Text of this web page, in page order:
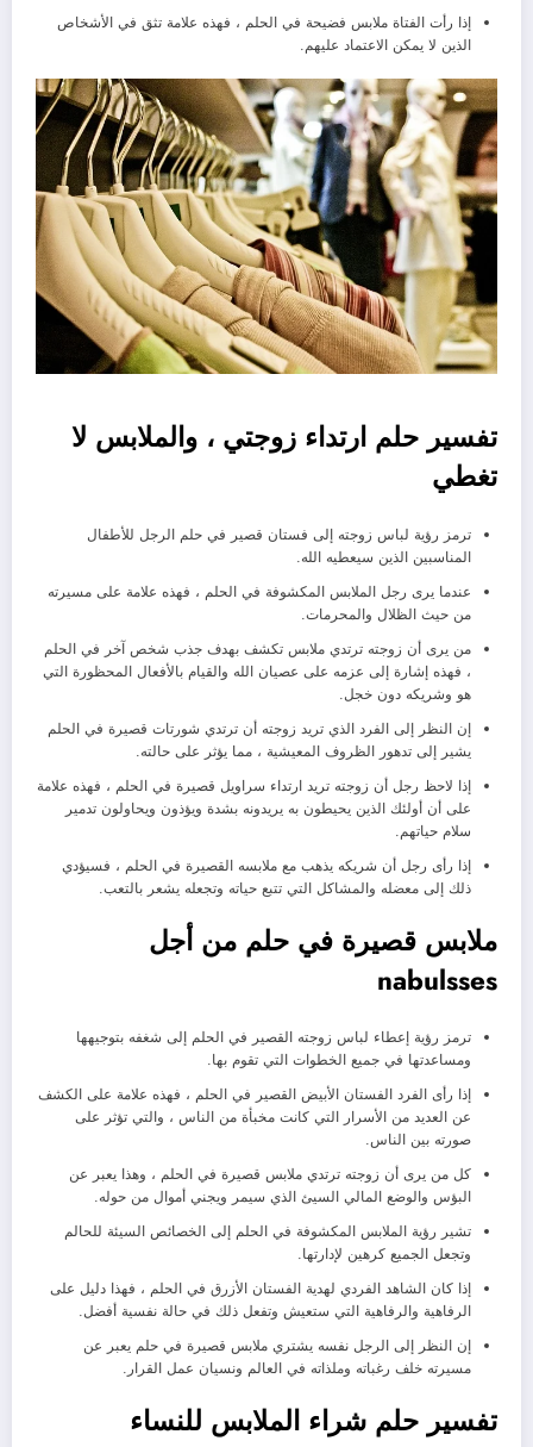
إذا رأت الفتاة ملابس فضيحة في الحلم ، فهذه علامة تثق في الأشخاص
الذين لا يمكن الاعتماد عليهم.
تفسير حلم ارتداء زوجتي ، والملابس لا
تغطي
ترمز رؤية لباس زوجته إلى فستان قصير في حلم الرجل للأطفال
المناسبين الذين سيعطيه الله.
عندما يرى رجل الملابس المكشوفة في الحلم ، فهذه علامة على مسيرته
من حيث الظلال والمحرمات.
من يرى أن زوجته ترتدي ملابس تكشف بهدف جذب شخص آخر في الحلم
، فهذه إشارة إلى عزمه على عصيان الله والقيام بالأفعال المحظورة التي
هو وشريكه دون خجل.
إن النظر إلى الفرد الذي تريد زوجته أن ترتدي شورتات قصيرة في الحلم
يشير إلى تدهور الظروف المعيشية ، مما يؤثر على حالته.
إذا لاحظ رجل أن زوجته تريد ارتداء سراويل قصيرة في الحلم ، فهذه علامة
على أن أولئك الذين يحيطون به يريدونه بشدة ويؤذون ويحاولون تدمير
سلام حياتهم.
إذا رأى رجل أن شريكه يذهب مع ملابسه القصيرة في الحلم ، فسيؤدي
ذلك إلى معضله والمشاكل التي تتبع حياته وتجعله يشعر بالتعب.
ملابس قصيرة في حلم من أجل
nabulsses
ترمز رؤية إعطاء لباس زوجته القصير في الحلم إلى شغفه بتوجيهها
ومساعدتها في جميع الخطوات التي تقوم بها.
إذا رأى الفرد الفستان الأبيض القصير في الحلم ، فهذه علامة على الكشف
عن العديد من الأسرار التي كانت مخبأة من الناس ، والتي تؤثر على
صورته بين الناس.
كل من يرى أن زوجته ترتدي ملابس قصيرة في الحلم ، وهذا يعبر عن
البؤس والوضع المالي السيئ الذي سيمر ويجني أموال من حوله.
تشير رؤية الملابس المكشوفة في الحلم إلى الخصائص السيئة للحالم
وتجعل الجميع كرهين لإدارتها.
إذا كان الشاهد الفردي لهدية الفستان الأزرق في الحلم ، فهذا دليل على
الرفاهية والرفاهية التي ستعيش وتفعل ذلك في حالة نفسية أفضل.
إن النظر إلى الرجل نفسه يشتري ملابس قصيرة في حلم يعبر عن
مسيرته خلف رغباته وملذاته في العالم ونسيان عمل القرار.
تفسير حلم شراء الملابس للنساء